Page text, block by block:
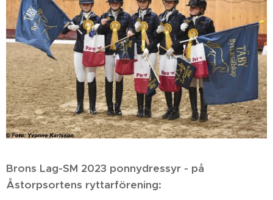
Brons Lag-SM 2023 ponnydressyr - på
Åstorpsortens ryttarförening: